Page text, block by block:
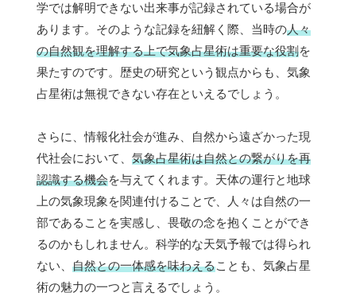
学では解明できない出来事が記録されている場合が
あります。そのような記録を紐解く際、当時の人々
の自然観を理解する上で気象占星術は重要な役割を
果たすのです。歴史の研究という観点からも、気象
占星術は無視できない存在といえるでしょう。
さらに、情報化社会が進み、自然から遠ざかった現
代社会において、 気象占星術は自然との繋がりを再
認識する機会を与えてくれます。天体の運行と地球
上の気象現象を関連付けることで、人々は自然の一
部であることを実感し、畏敬の念を抱くことができ
るのかもしれません。科学的な天気予報では得られ
ない、 自然との一体感を味わえることも、気象占星
術の魅力の一つと言えるでしょう。